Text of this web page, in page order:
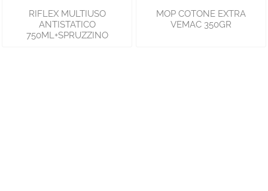
RIFLEX MULTIUSO
ANTISTATICO
750ML+SPRUZZINO
MOP COTONE EXTRA
VEMAC 350GR